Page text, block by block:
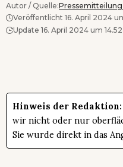
Autor / Quelle:Pressemitteilung
Veröffentlicht 16. April 2024
Update 16. April 2024 um
Hinweis der Redaktion:
wir nicht oder nur
Sie wurde direkt in das